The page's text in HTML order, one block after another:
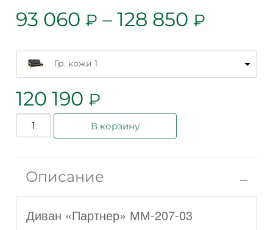
93 060 ₽ – 128 850 ₽
Гр. кожи 1
120 190 ₽
Количество
товара
ММ-207-
03
В корзину
Описание
Диван «Партнер» ММ-207-03